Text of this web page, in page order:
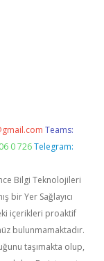
Teams:
0 726 Telegram:
Bilgi Teknolojileri
bir Yer Sağlayıcı
içerikleri proaktif
bulunmamaktadır.
taşımakta olup,